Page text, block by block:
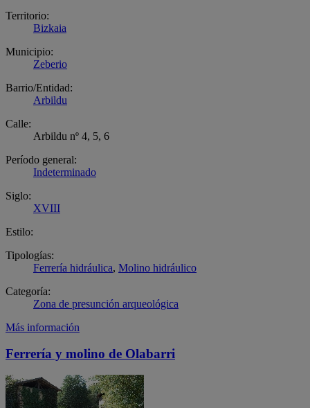
Territorio:
Bizkaia
Municipio:
Zeberio
Barrio/Entidad:
Arbildu
Calle:
Arbildu nº 4, 5, 6
Período general:
Indeterminado
Siglo:
XVIII
Estilo:
Tipologías:
Ferrería hidráulica, Molino hidráulico
Categoría:
Zona de presunción arqueológica
Más información
Ferrería y molino de Olabarri